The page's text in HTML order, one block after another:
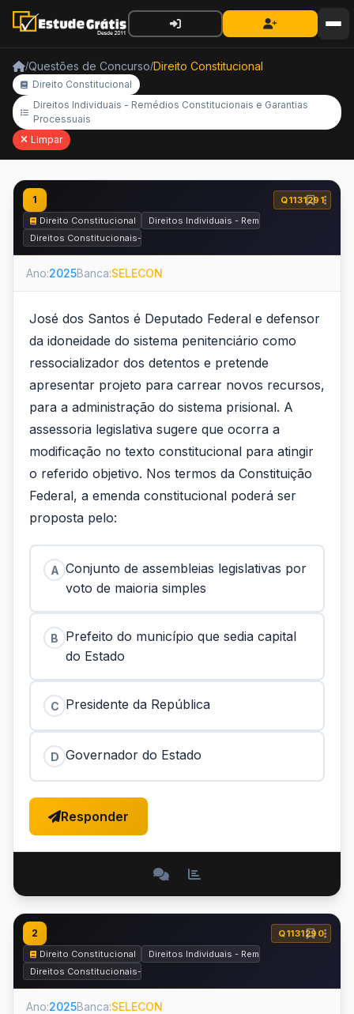
/Questões de Concurso/Direito Constitucional
Direito Constitucional
Direitos Individuais - Remédios Constitucionais e Garantias
Processuais
Limpar
1
Q1131291
Direito Constitucional
Direitos Individuais - Remédios
Direitos Constitucionais-Penais e Garantias Constitucionais do Processo
Ano:2025Banca:SELECON
José dos Santos é Deputado Federal e defensor
da idoneidade do sistema penitenciário como
ressocializador dos detentos e pretende
apresentar projeto para carrear novos recursos,
para a administração do sistema prisional. A
assessoria legislativa sugere que ocorra a
modificação no texto constitucional para atingir
o referido objetivo. Nos termos da Constituição
Federal, a emenda constitucional poderá ser
proposta pelo:
A Conjunto de assembleias legislativas por
voto de maioria simples
B
Prefeito do município que sedia capital
do Estado
C Presidente da República
D Governador do Estado
Responder
2
Q1131290
Direito Constitucional
Direitos Individuais - Remédios
Direitos Constitucionais-Penais e Garantias Constitucionais do Processo
Ano:2025Banca:SELECON